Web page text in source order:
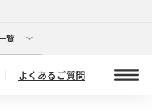
覧
よくあるご質問